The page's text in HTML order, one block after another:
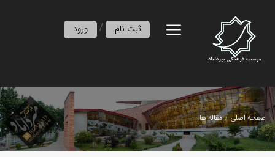
ورود / ثبت نام
صفحه اصلی مقاله ها